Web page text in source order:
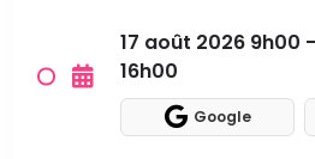
17 août 2026 9h00
16h00
Google